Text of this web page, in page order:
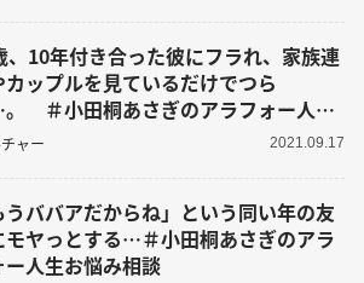
、10年付き合った彼にフラれ、家族連
カップルを見ているだけでつら
＃小田桐あさぎのアラフォー人生
相談
ャー 2021.09.17
うババアだからね」という同い年の友
モヤっとする…＃小田桐あさぎのアラ
ー人生お悩み相談